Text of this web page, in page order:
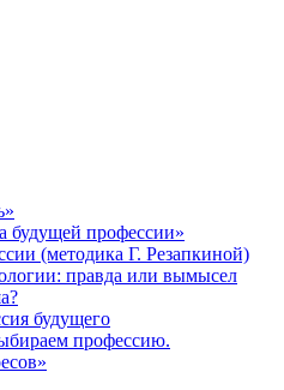
будущей профессии»
(методика Г. Резапкиной)
правда или вымысел
будущего
профессию.